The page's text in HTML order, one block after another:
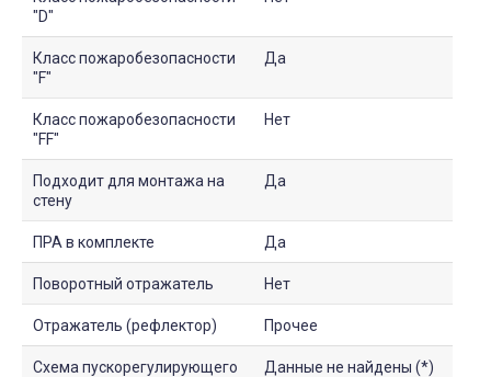
"D"
Класс пожаробезопасности
"F"
Да
Класс пожаробезопасности
"FF"
Нет
Подходит для монтажа на
стену
Да
ПРА в комплекте Да
Поворотный отражатель Нет
Отражатель (рефлектор) Прочее
Схема пускорегулирующего Данные не найдены (*)